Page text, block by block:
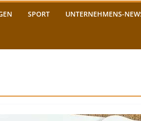
SPORT UNTERNEHMENS-